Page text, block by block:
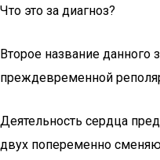
Что это за диагноз?
Второе название данного
преждевременной
Деятельность сердца
двух попеременно